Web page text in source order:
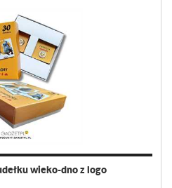
wieko-dno z logo